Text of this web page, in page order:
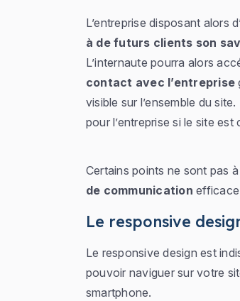
L’entreprise disposant alors
à de futurs clients son
L’internaute pourra alors
contact avec l’entreprise
visible sur l’ensemble du
pour l’entreprise si le site
Certains points ne sont pas
de communication efficace
Le responsive
Le responsive design est
pouvoir naviguer sur votre
smartphone.